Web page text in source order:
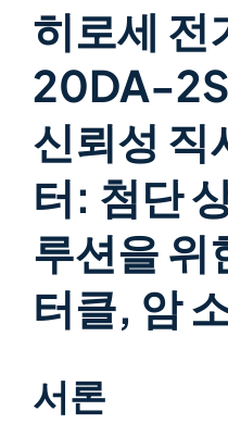
히로세
20DA-
신뢰성 직
터: 첨단
루션을 위
터클, 암
서론